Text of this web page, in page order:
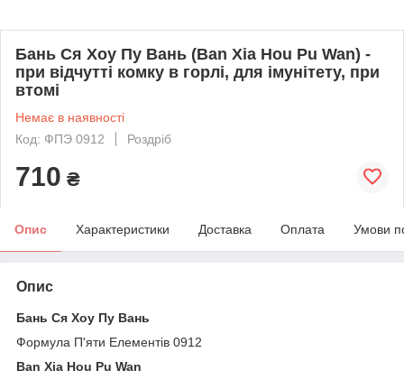
Бань Ся Хоу Пу Вань (Ban Xia Hou Pu Wan) -
при відчутті комку в горлі, для імунітету, при
втомі
Немає в наявності
Код: ФПЭ 0912
Роздріб
710 ₴
Опис Характеристики Доставка Оплата Умови
Опис
Бань Ся Хоу Пу Вань
Формула П'яти Елементів 0912
Ban Xia Hou Pu Wan